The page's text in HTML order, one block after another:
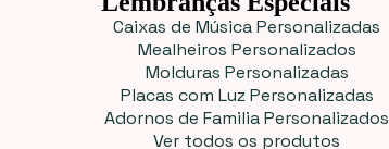
Caixas de Música Personalizadas
Mealheiros Personalizados
Molduras Personalizadas
Placas com Luz Personalizadas
Adornos de Familia Personalizados
Ver todos os produtos